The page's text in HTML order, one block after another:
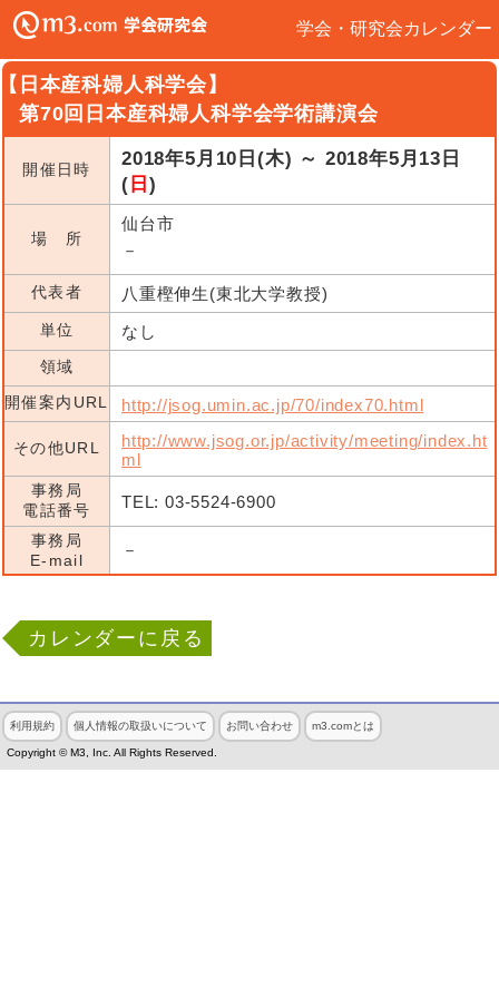
学会・研究会カレンダー
日本産科婦人科学会】
第70回日本産科婦人科学会学術講演会
開催日時
2018年5月10日(木) ～ 2018年5月13日
( 日 )
場 所
仙台市
－
代表者 八重樫伸生(東北大学教授)
単位 なし
領域
開催案内URL
http://jsog.umin.ac.jp/70/index70.html
その他URL
http://www.jsog.or.jp/activity/meeting/index.ht
ml
事務局
電話番号
TEL: 03-5524-6900
事務局
E-mail
－
カレンダーに戻る
利用規約 個人情報の取扱いについて お問い合わせ m3.comとは
Copyright © M3, Inc. All Rights Reserved.